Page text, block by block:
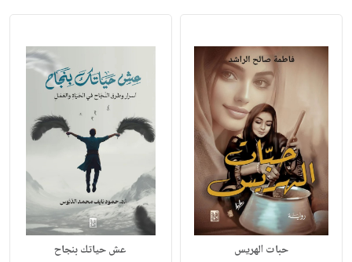
حبات الهريس عش حياتك بنجاح